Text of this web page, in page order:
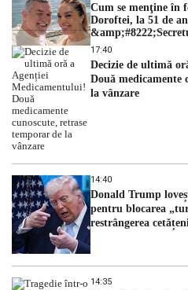
Cum se menţine în
Doroftei, la 51 de
dezvăluit
17:40
Decizie de ultimă
Două medicamente
la vânzare
14:40
Donald Trump
pentru blocarea
restrângerea
14:35